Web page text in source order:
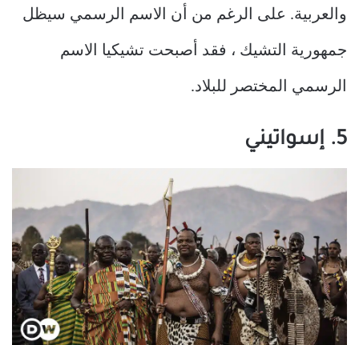
والعربية. على الرغم من أن الاسم الرسمي سيظل
جمهورية التشيك ، فقد أصبحت تشيكيا الاسم
الرسمي المختصر للبلاد.
5. إسواتيني